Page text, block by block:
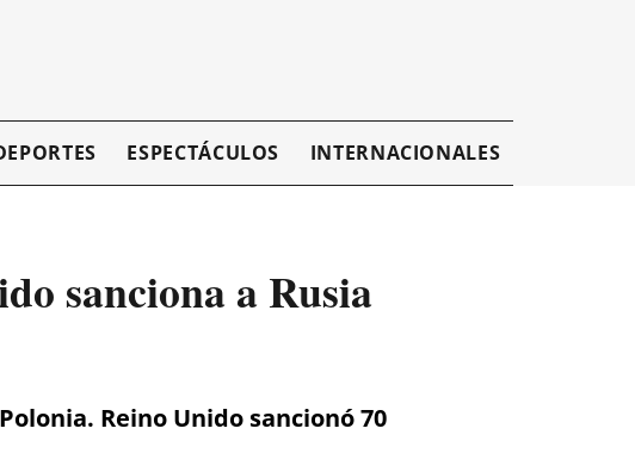
ESPECTÁCULOS INTERNACIONALES
sanciona a Rusia
Reino Unido sancionó 70